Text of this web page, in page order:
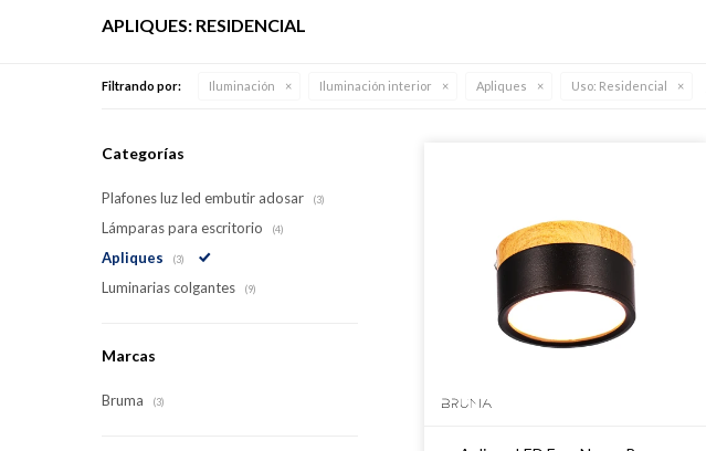
APLIQUES: RESIDENCIAL
Filtrando por: Iluminación Iluminación interior Apliques Uso: Residencial
Categorías
Plafones luz led embutir adosar (3)
Lámparas para escritorio (4)
Apliques (3)
Luminarias colgantes (9)
Marcas
Bruma (3)